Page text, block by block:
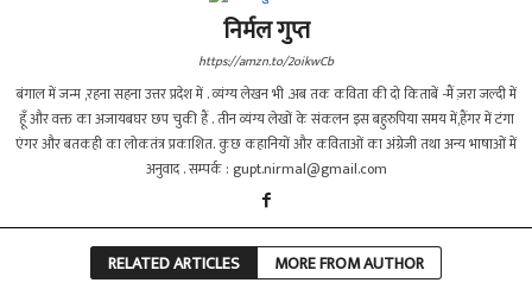
निर्मल गुप्त
https://amzn.to/2oikwCb
बंगाल में जन्म ,रहना सहना उत्तर प्रदेश में . व्यंग्य लेखन भी .अब तक कविता की दो किताबें -मैं ज़रा जल्दी में
हूँ और वक्त का अजायबघर छप चुकी हैं . तीन व्यंग्य लेखों के संकलन इस बहुरुपिया समय में,हैंगर में टंगा
एंगर और बतकही का लोकतंत्र प्रकाशित. कुछ कहानियों और कविताओं का अंग्रेजी तथा अन्य भाषाओं में
अनुवाद . सम्पर्क : gupt.nirmal@gmail.com
RELATED ARTICLES MORE FROM AUTHOR